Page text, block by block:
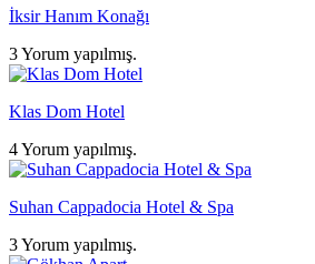
İksir Hanım Konağı
3 Yorum yapılmış.
Klas Dom Hotel
4 Yorum yapılmış.
Suhan Cappadocia Hotel & Spa
3 Yorum yapılmış.